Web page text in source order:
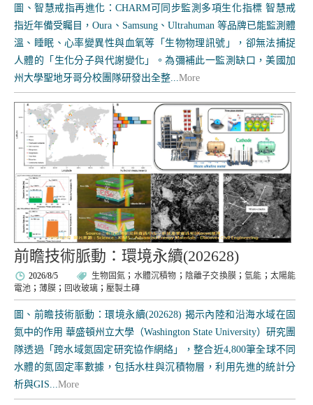
圖、智慧戒指再進化：CHARM可同步監測多項生化指標 智慧戒
指近年備受矚目，Oura、Samsung、Ultrahuman 等品牌已能監測體
溫、睡眠、心率變異性與血氧等「生物物理訊號」，卻無法捕捉
人體的「生化分子與代謝變化」。為彌補此一監測缺口，美國加
州大學聖地牙哥分校團隊研發出全整...More
前瞻技術脈動：環境永續(202628)
2026/8/5 生物固氮 ； 水體沉積物 ； 陰離子交換膜 ；氫能 ； 太陽能
電池 ； 薄膜 ； 回收玻璃 ； 壓製土磚
圖、前瞻技術脈動：環境永續(202628) 揭示內陸和沿海水域在固
氮中的作用 華盛頓州立大學（Washington State University）研究團
隊透過「跨水域氮固定研究協作網絡」，整合近4,800筆全球不同
水體的氮固定率數據，包括水柱與沉積物層，利用先進的統計分
析與GIS...More